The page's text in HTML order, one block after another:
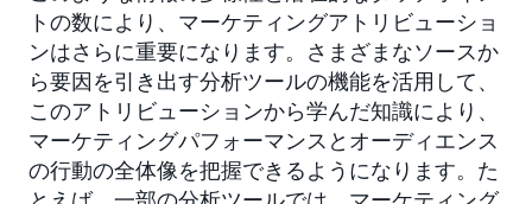
トの数により、マーケティングアトリビューショ
ンはさらに重要になります。さまざまなソースか
ら要因を引き出す分析ツールの機能を活用して、
このアトリビューションから学んだ知識により、
マーケティングパフォーマンスとオーディエンス
の行動の全体像を把握できるようになります。た